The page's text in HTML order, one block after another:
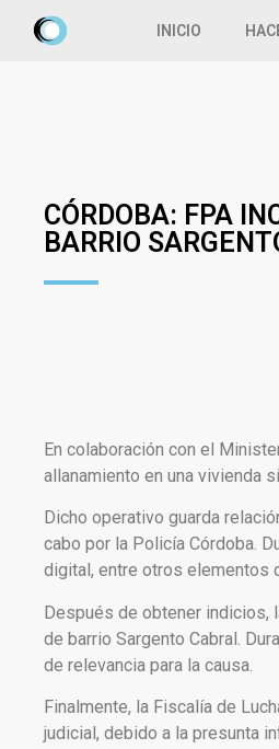
INICIO
CÓRDOBA: FPA
BARRIO
En colaboración con el
allanamiento en una vivienda
Dicho operativo guarda
cabo por la Policía Córdoba.
digital, entre otros elementos
Después de obtener indicios,
de barrio Sargento Cabral.
de relevancia para la causa.
Finalmente, la Fiscalía de
judicial, debido a la presunta